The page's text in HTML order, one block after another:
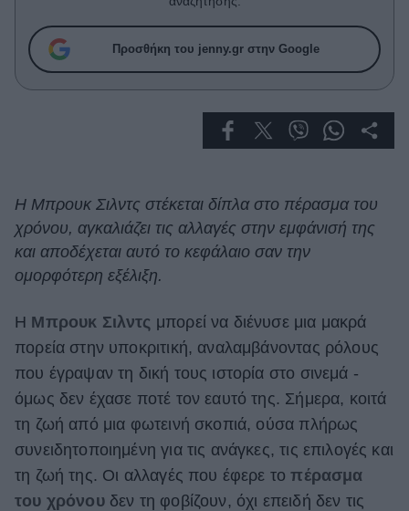
Ζώδια
Green
Αφιερώματα
ΒΟΞ
Χωρίς Ταμπέλες
Women's Forum
Προσθήκη του jenny.gr στην Google
Η Μπρουκ Σιλντς στέκεται δίπλα στο πέρασμα του
χρόνου, αγκαλιάζει τις αλλαγές στην εμφάνισή της
και αποδέχεται αυτό το κεφάλαιο σαν την
ομορφότερη εξέλιξη.
Η Μπρουκ Σιλντς μπορεί να διένυσε μια μακρά
πορεία στην υποκριτική, αναλαμβάνοντας ρόλους
που έγραψαν τη δική τους ιστορία στο σινεμά -
όμως δεν έχασε ποτέ τον εαυτό της. Σήμερα, κοιτά
τη ζωή από μια φωτεινή σκοπιά, ούσα πλήρως
συνειδητοποιημένη για τις ανάγκες, τις επιλογές και
τη ζωή της. Οι αλλαγές που έφερε τοπέρασμα
του χρόνου δεν τη φοβίζουν, όχι επειδή δεν τις